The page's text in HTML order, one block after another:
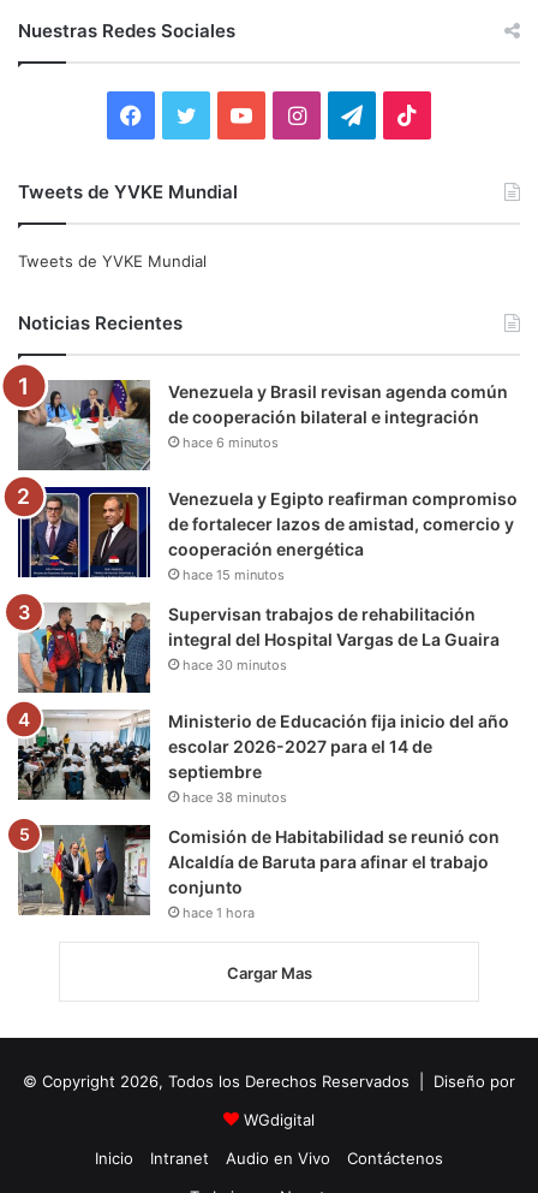
:
Nuestras Redes Sociales
e
o
o
k
t
e
r
b
e
I
g
r
m
r
a
k
Tweets de YVKE Mundial
Tweets de YVKE Mundial
Noticias Recientes
Venezuela y Brasil revisan agenda común
de cooperación bilateral e integración
hace 6 minutos
Venezuela y Egipto reafirman compromiso
de fortalecer lazos de amistad, comercio y
cooperación energética
hace 15 minutos
Supervisan trabajos de rehabilitación
integral del Hospital Vargas de La Guaira
hace 30 minutos
Ministerio de Educación fija inicio del año
escolar 2026-2027 para el 14 de
septiembre
hace 38 minutos
Comisión de Habitabilidad se reunió con
Alcaldía de Baruta para afinar el trabajo
conjunto
hace 1 hora
Cargar Mas
© Copyright 2026, Todos los Derechos Reservados | Diseño por
WGdigital
Inicio
Intranet Audio en Vivo
Contáctenos